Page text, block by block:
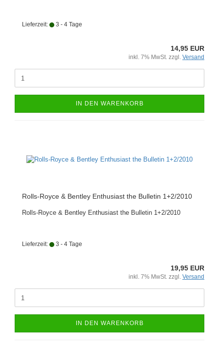
Lieferzeit: 3 - 4 Tage
14,95 EUR
inkl. 7% MwSt. zzgl. Versand
IN DEN WARENKORB
Rolls-Royce & Bentley Enthusiast the Bulletin 1+2/2010
Rolls-Royce & Bentley Enthusiast the Bulletin 1+2/2010
Lieferzeit: 3 - 4 Tage
19,95 EUR
inkl. 7% MwSt. zzgl. Versand
IN DEN WARENKORB